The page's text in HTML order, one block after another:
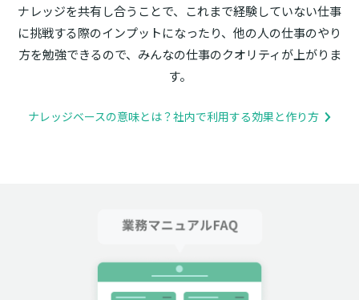
ナレッジを共有し合うことで、これまで経験していない仕事
に挑戦する際のインプットになったり、他の人の仕事のやり
方を勉強できるので、みんなの仕事のクオリティが上がりま
す。
ナレッジベースの意味とは？社内で利用する効果と作り方